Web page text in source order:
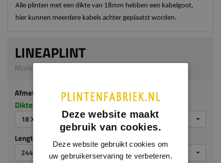
Alle plinten met een dikte van 18mm hebben een kabelgoot,
hier kunnen meerdere kabels achter geplaatst worden.
LINEAPLINT
Model M114 | 18 x 140 mm | MDF ecologisch
Afmeting
Dikte x hoogte in millimeters
18 X 140 MM
Lengte (mm)
2440
Deze website maakt
gebruik van cookies.
Deze website gebruikt cookies om
uw gebruikerservaring te verbeteren.